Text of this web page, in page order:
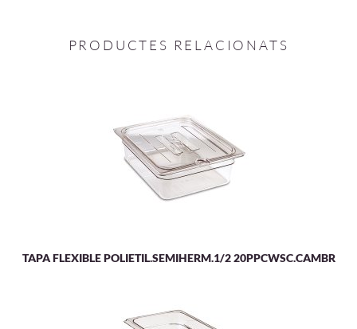
PRODUCTES RELACIONATS
TAPA FLEXIBLE POLIETIL.SEMIHERM.1/2 20PPCWSC.CAMBR